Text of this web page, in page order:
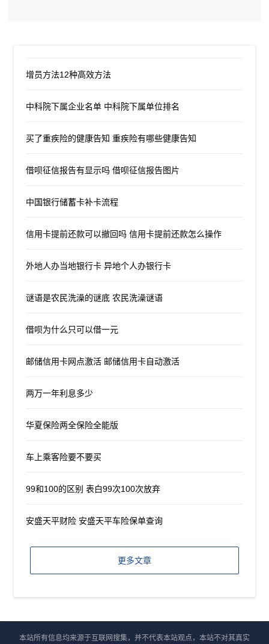
增员方法12种高效方法
中科院下属企业名单 中科院下属单位排名
买了重疾险的健康告知 重疾险有哪些健康告知
借呗征信报告有显示吗 借呗征信报告图片
中国银行储蓄卡补卡流程
信用卡提前还款可以撤回吗 信用卡提前还款怎么操作
外地人办当地银行卡 异地个人办银行卡
谜语是农民洗澡的谜底 农民洗澡谜语
借呗为什么只可以借一元
邮储信用卡网点激活 邮储信用卡自动激活
两万一年利息多少
华夏保险两全保险全能版
车上乘客险要不要买
99和100的区别 表白99次100次放弃
安盛天平财险 安盛天平车险保单查询
更多文章
本站所有信息均来源于互联网搜集，并不代表本站观点，本站不对其真实